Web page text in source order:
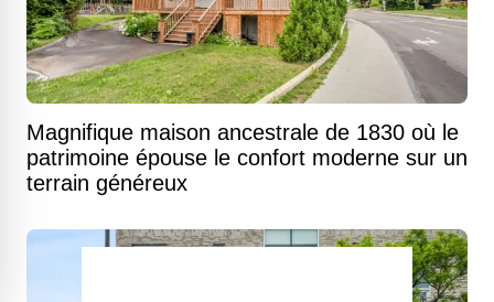
Magnifique maison ancestrale de 1830 où le
patrimoine épouse le confort moderne sur un
terrain généreux